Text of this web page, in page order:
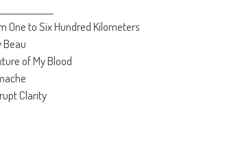
One to Six Hundred Kilometers
Beau
of My Blood
Clarity